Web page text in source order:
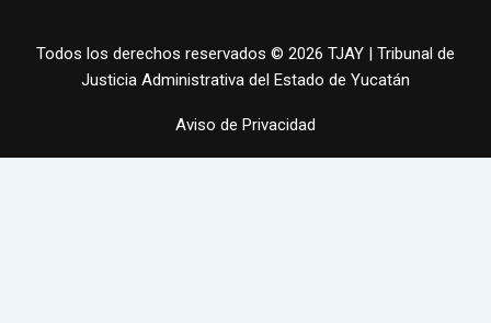
Todos los derechos reservados © 2026 TJAY | Tribunal de
Justicia Administrativa del Estado de Yucatán
Aviso de Privacidad